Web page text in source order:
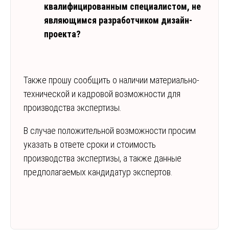
квалифицированным специалистом, не
являющимся разработчиком дизайн-
проекта?
Также прошу сообщить о наличии материально-
технической и кадровой возможности для
производства экспертизы.
В случае положительной возможности просим
указать в ответе сроки и стоимость
производства экспертизы, а также данные
предполагаемых кандидатур экспертов.